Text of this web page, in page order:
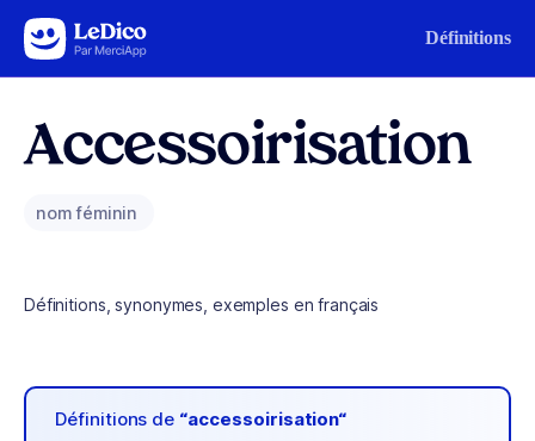
Aller au contenu Définitions
Accessoirisation
nom féminin
Définitions, synonymes, exemples en français
Définitions de “accessoirisation“